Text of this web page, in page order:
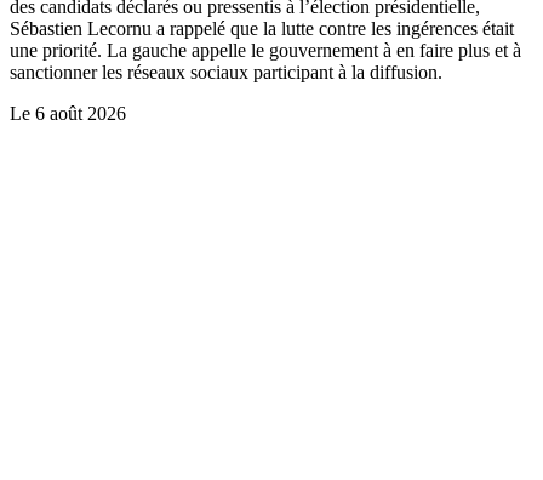
des candidats déclarés ou pressentis à l’élection présidentielle,
Sébastien Lecornu a rappelé que la lutte contre les ingérences était
une priorité. La gauche appelle le gouvernement à en faire plus et à
sanctionner les réseaux sociaux participant à la diffusion.
Le 6 août 2026